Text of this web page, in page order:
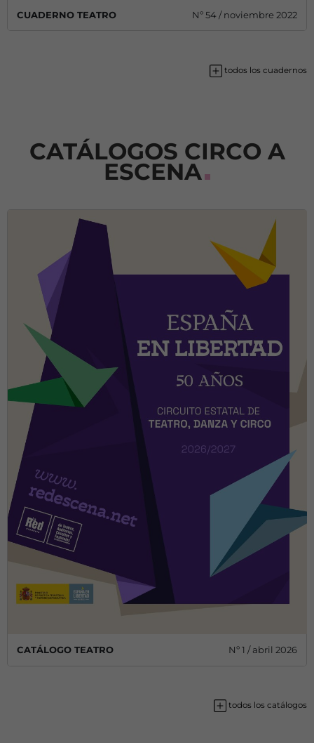
CUADERNO TEATRO Nº 54 / noviembre 2022
todos los cuadernos
CATÁLOGOS CIRCO A
ESCENA
CATÁLOGO TEATRO Nº 1 / abril 2026
todos los catálogos